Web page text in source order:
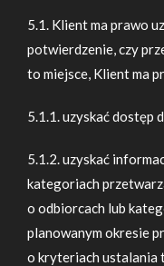
5.1. Klient ma prawo
potwierdzenie, czy
to miejsce, Klient ma
5.1.1. uzyskać dostęp
5.1.2. uzyskać
kategoriach
o odbiorcach lub
planowanym okresie
o kryteriach ustalania